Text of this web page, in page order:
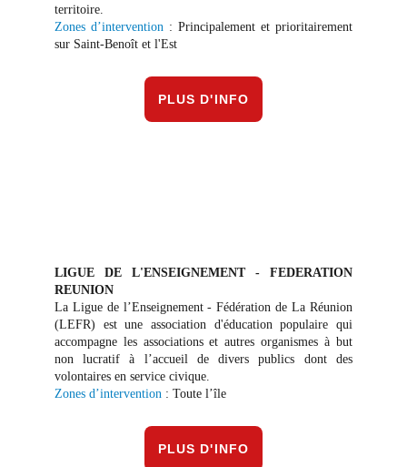
territoire.
Zones d’intervention: Principalement et prioritairement
sur Saint-Benoît et l'Est
LIGUE DE L'ENSEIGNEMENT - FEDERATION
REUNION
La Ligue de l’Enseignement - Fédération de La Réunion
(LEFR) est une association d'éducation populaire qui
accompagne les associations et autres organismes à but
non lucratif à l’accueil de divers publics dont des
volontaires en service civique.
Zones d’intervention : Toute l’île
PLUS D'INFO
PLUS D'INFO